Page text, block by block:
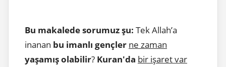
Bu makalede sorumuz şu: Tek Allah’a
inanan bu imanlı gençler ne zaman
yaşamış olabilir? Kuran'da bir işaret var